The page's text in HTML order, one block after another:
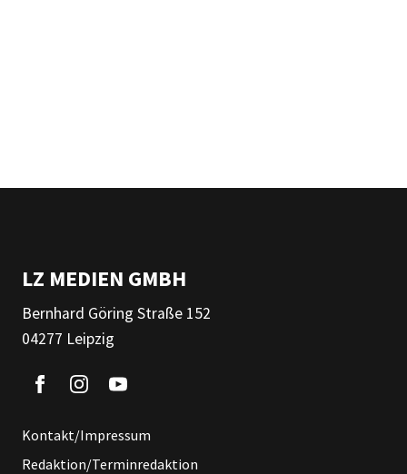
LZ MEDIEN GMBH
Bernhard Göring Straße 152
04277 Leipzig
Kontakt/Impressum
Redaktion/Terminredaktion